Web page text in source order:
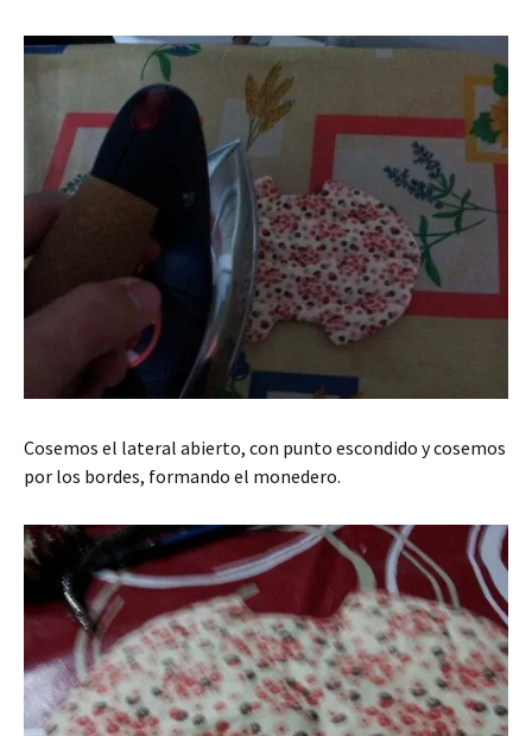
Cosemos el lateral abierto, con punto escondido y cosemos
por los bordes, formando el monedero.